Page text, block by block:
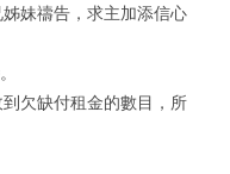
妹禱告，求主加添信心
服侍。
欠缺付租金的數目，所
清。